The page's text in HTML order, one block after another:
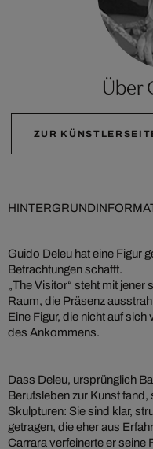
Über
ZUR
Guido Deleu hat eine Figur
Betrachtungen schafft.
„The Visitor“ steht mit
Raum, die Präsenz
Eine Figur, die nicht auf
des Ankommens.
Dass Deleu, ursprünglich
Berufsleben zur Kunst
Skulpturen: Sie sind klar,
getragen, die eher aus
Carrara verfeinerte er seine